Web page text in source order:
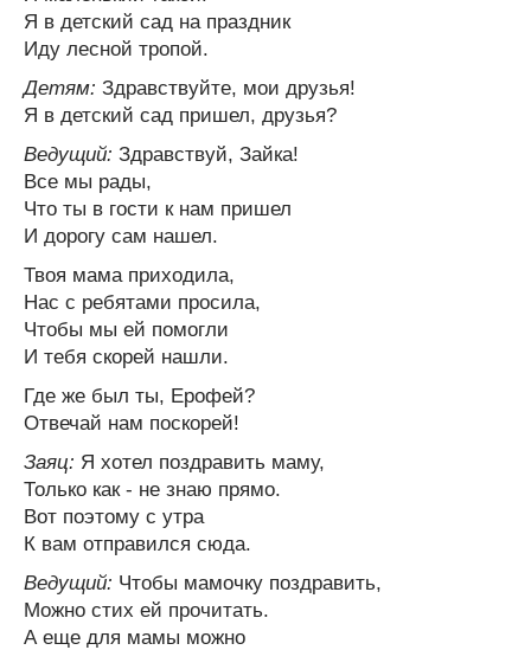
Я в детский сад на праздник
Иду лесной тропой.
Детям: Здравствуйте, мои друзья!
Я в детский сад пришел, друзья?
Ведущий: Здравствуй, Зайка!
Все мы рады,
Что ты в гости к нам пришел
И дорогу сам нашел.
Твоя мама приходила,
Нас с ребятами просила,
Чтобы мы ей помогли
И тебя скорей нашли.
Где же был ты, Ерофей?
Отвечай нам поскорей!
Заяц: Я хотел поздравить маму,
Только как - не знаю прямо.
Вот поэтому с утра
К вам отправился сюда.
Ведущий: Чтобы мамочку поздравить,
Можно стих ей прочитать.
А еще для мамы можно